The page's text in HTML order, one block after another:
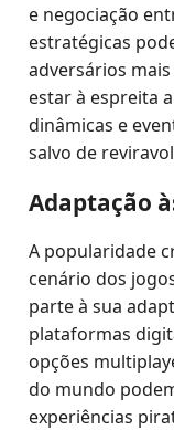
e negociação
estratégicas
adversários
estar à espreita
dinâmicas e
salvo de
Adaptação
A popularidade
cenário dos
parte à sua
plataformas
opções
do mundo
experiências